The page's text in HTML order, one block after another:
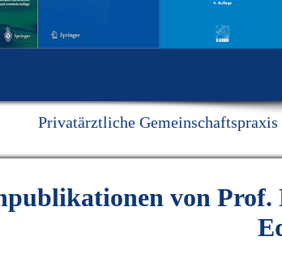
Privatärztliche
von Prof.